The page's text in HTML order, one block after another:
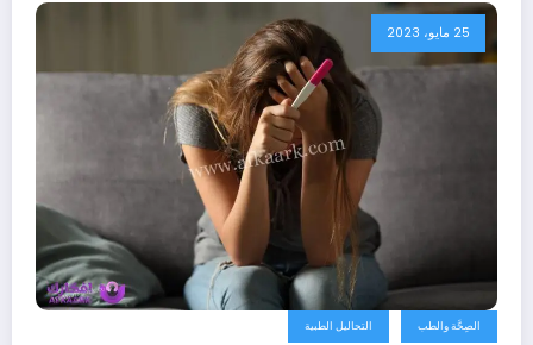
25 مايو، 2023
الصِحَّة والطب التحاليل الطبية